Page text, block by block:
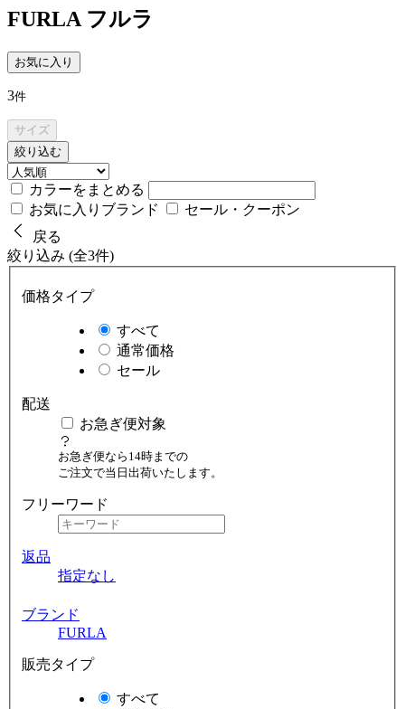
FURLA フルラ
お気に入り
3件
サイズ
絞り込む
カラーをまとめる
お気に入りブランド
セール・クーポン
戻る
絞り込み (全3件)
価格タイプ
すべて
通常価格
セール
配送
お急ぎ便対象
お急ぎ便なら14時までの
ご注文で当日出荷いたします。
フリーワード
返品
指定なし
ブランド
FURLA
販売タイプ
すべて